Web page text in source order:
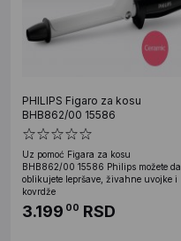
PHILIPS Figaro za kosu
BHB862/00 15586
Uz pomoć Figara za kosu
BHB862/00 15586 Philips možete da
oblikujete lepršave, živahne uvojke i
kovrdže
3.199 00 RSD